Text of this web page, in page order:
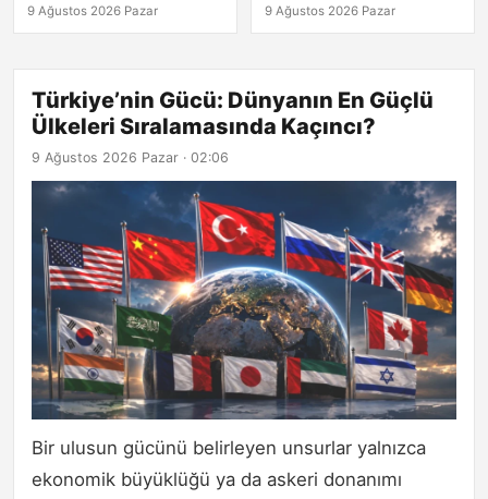
9 Ağustos 2026 Pazar 9 Ağustos 2026 Pazar
Türkiye’nin Gücü: Dünyanın En Güçlü
Ülkeleri Sıralamasında Kaçıncı?
9 Ağustos 2026 Pazar · 02:06
Bir ulusun gücünü belirleyen unsurlar yalnızca
ekonomik büyüklüğü ya da askeri donanımı